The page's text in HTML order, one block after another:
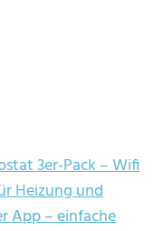
3er-Pack – Wifi
Heizung und
App – einfache